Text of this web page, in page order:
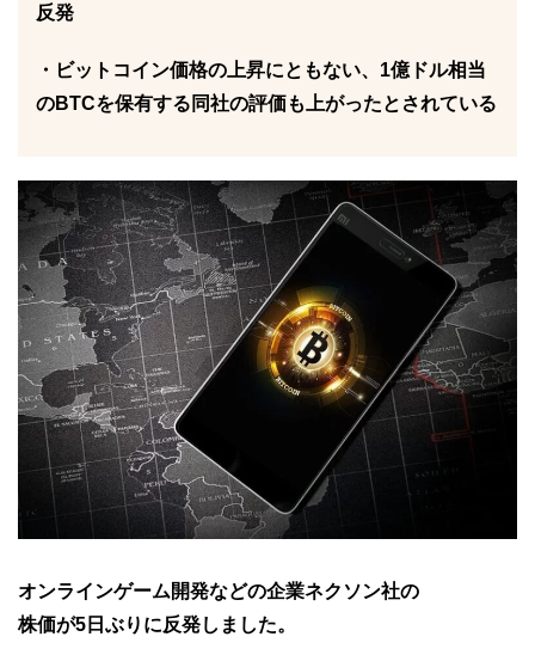
反発
・ビットコイン価格の上昇にともない、1億ドル相当
のBTCを保有する同社の評価も上がったとされている
オンラインゲーム開発などの企業ネクソン社の
株価が5日ぶりに反発しました。